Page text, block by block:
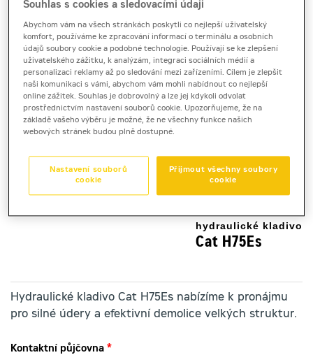
Cena za pronájem
1 - 22 dnů
4 400 Kč bez DPH
5 324 Kč s DPH
23 a více dnů
3 690 Kč bez DPH
4 464 Kč s DPH
Kauce
hydraulické kladivo
Cat H75Es
Hydraulické kladivo Cat H75Es nabízíme k pronájmu
pro silné údery a efektivní demolice velkých struktur.
Kontaktní půjčovna
Souhlas s cookies a sledovacími údaji
Abychom vám na všech stránkách poskytli co nejlepší uživatelský
komfort, používáme ke zpracování informací o terminálu a osobních
údajů soubory cookie a podobné technologie. Používají se ke zlepšení
uživatelského zážitku, k analýzám, integraci sociálních médií a
personalizaci reklamy až po sledování mezi zařízeními. Cílem je zlepšit
naši komunikaci s vámi, abychom vám mohli nabídnout co nejlepší
online zážitek. Souhlas je dobrovolný a lze jej kdykoli odvolat
prostřednictvím nastavení souborů cookie. Upozorňujeme, že na
základě vašeho výběru je možné, že ne všechny funkce našich
webových stránek budou plně dostupné.
Přijmout všechny soubory
cookie
Nastavení souborů
cookie